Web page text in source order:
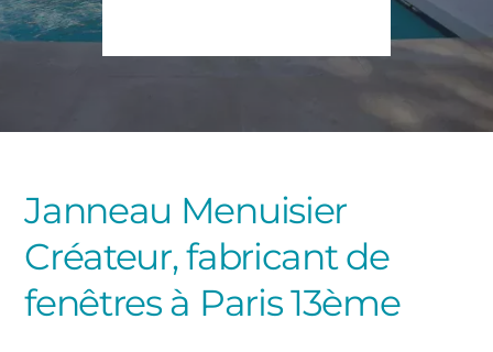
Janneau Menuisier
Créateur, fabricant de
fenêtres à Paris 13ème
PERGOLAS
CLÔTURES